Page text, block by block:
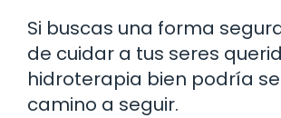
Si buscas una forma
de cuidar a tus seres
hidroterapia bien podría
camino a seguir.